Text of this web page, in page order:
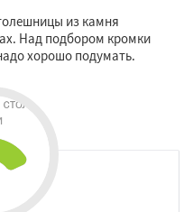
из камня
Над подбором кромки
хорошо подумать.